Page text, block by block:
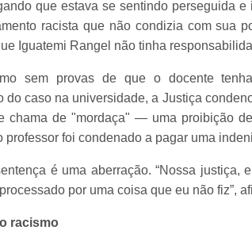
que estava se sentindo perseguida
racista que não condizia com sua
Iguatemi Rangel não tinha
sem provas de que o docente
do caso na universidade, a Justiça
chama de "mordaça" — uma proibição
professor foi condenado a pagar uma
é uma aberração. “Nossa justiça,
por uma coisa que eu não fiz”,
racismo